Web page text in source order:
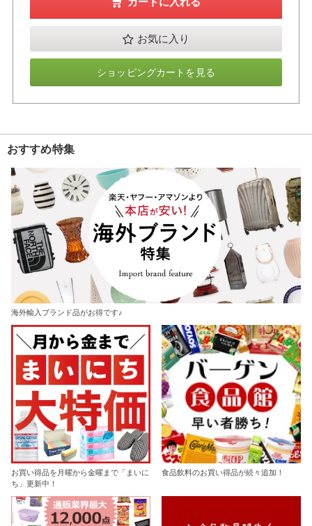
お気に入り
ショッピングカートを見る
おすすめ特集
海外輸入ブランド品がお得です♪
お買い得品を月曜から金曜まで「まいに
ち」更新中！
食品飲料のお買い得品が続々追加！